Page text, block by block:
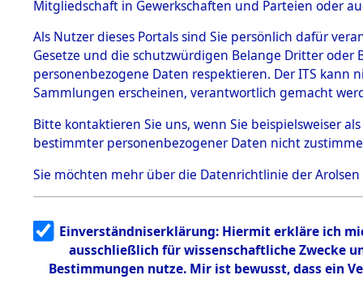
1.
mente
5. Verschiedenes
5.3
Todesmärsche
5.3.1 Alliierte
Erhebungen
zu
Todesmärsch
en
5.3.2
g
5.3.3
Todesmärsch
Gradlitz
Mitgliedschaft in Gewerkschaften und Parteien oder
Als Nutzer dieses Portals sind Sie persönlich dafür
Gesetze und die schutzwürdigen Belange Dritter
personenbezogene Daten respektieren. Der ITS
Sammlungen erscheinen, verantwortlich gemacht
Bitte kontaktieren Sie uns, wenn Sie beispielsweiser
bestimmter personenbezogener Daten nicht
Sie möchten mehr über die Datenrichtlinie der Arolsen
Einverständniserklärung: Hiermit erkläre ich
ausschließlich für wissenschaftliche Zwecke
Bestimmungen nutze. Mir ist bewusst, dass ein